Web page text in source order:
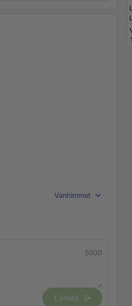
Vanhimmat
5000
Lähetä